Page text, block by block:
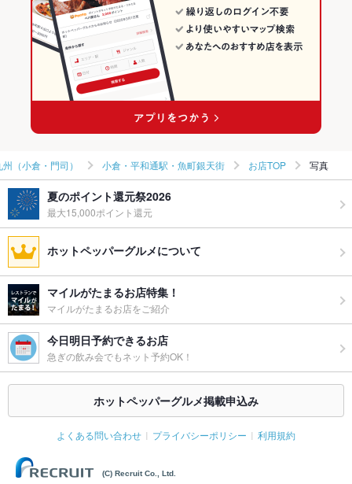
北九州（小倉・門司） × 焼き鳥・鶏料理
小倉駅 × 和食
小倉駅 × 焼き鳥・鶏料理
福岡 × 和食
福岡 × 焼き鳥・鶏料理
小倉・平和通駅・魚町銀天街の居酒屋ランキング
（小倉・門司） 小倉・平和通駅・魚町銀天街 お店TOP 写真
夏のポイント還元祭2026
最大15,000ポイント還元
ホットペッパーグルメについて
マイルがたまるお店特集！
マイルがたまるお店をご紹介
今日明日予約できるお店
急ぎの飲み会でもネット予約OK！
ホットペッパーグルメ掲載申込み
よくある問い合わせ プライバシーポリシー 利用規約
(C) Recruit Co., Ltd.